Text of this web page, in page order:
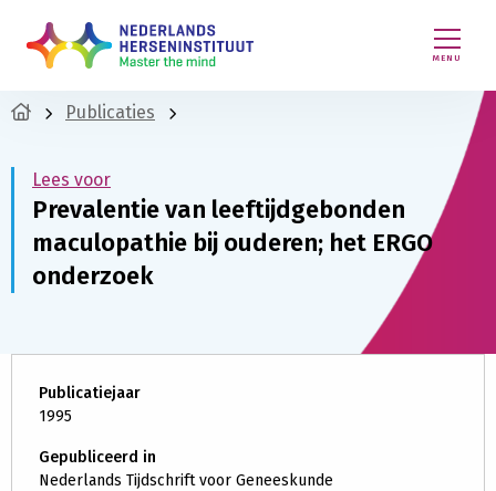
MENU
Publicaties
Lees voor
Prevalentie van leeftijdgebonden
maculopathie bij ouderen; het ERGO
onderzoek
Publicatiejaar
1995
Gepubliceerd in
Nederlands Tijdschrift voor Geneeskunde